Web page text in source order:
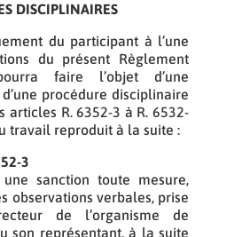
DISCIPLINAIRES
du participant à l’une
du présent Règlement
faire l’objet d’une
procédure disciplinaire
articles R. 6352-3 à R. 6532-
travail reproduit à la suite :
3
une sanction toute mesure,
observations verbales, prise
de l’organisme de
son représentant, à la suite